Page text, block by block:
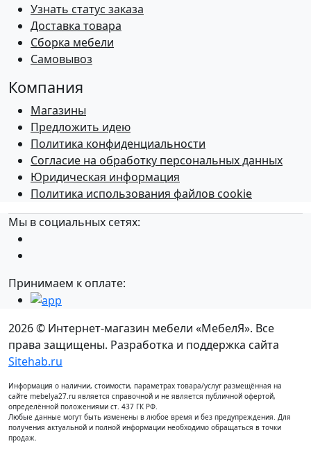
Узнать статус заказа
Доставка товара
Сборка мебели
Самовывоз
Компания
Магазины
Предложить идею
Политика конфиденциальности
Согласие на обработку персональных данных
Юридическая информация
Политика использования файлов cookie
Мы в социальных сетях:
Принимаем к оплате:
2026 © Интернет-магазин мебели «МебелЯ». Все
права защищены. Разработка и поддержка сайта
Sitehab.ru
Информация о наличии, стоимости, параметрах товара/услуг размещённая на
сайте mebelya27.ru является справочной и не является публичной офертой,
определённой положениями ст. 437 ГК РФ.
Любые данные могут быть изменены в любое время и без предупреждения. Для
получения актуальной и полной информации необходимо обращаться в точки
продаж.